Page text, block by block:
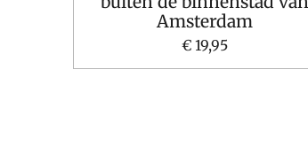
Amsterdam
€ 19,95